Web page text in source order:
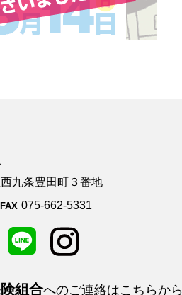
九条豊田町３番地
FAX 075-662-5331
組合へのご連絡はこちらから